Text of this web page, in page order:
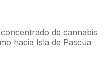
de cannabis
hacia Isla de Pascua